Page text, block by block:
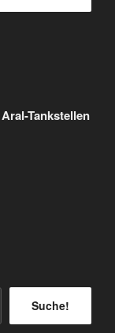
Tankstellen
Suche!